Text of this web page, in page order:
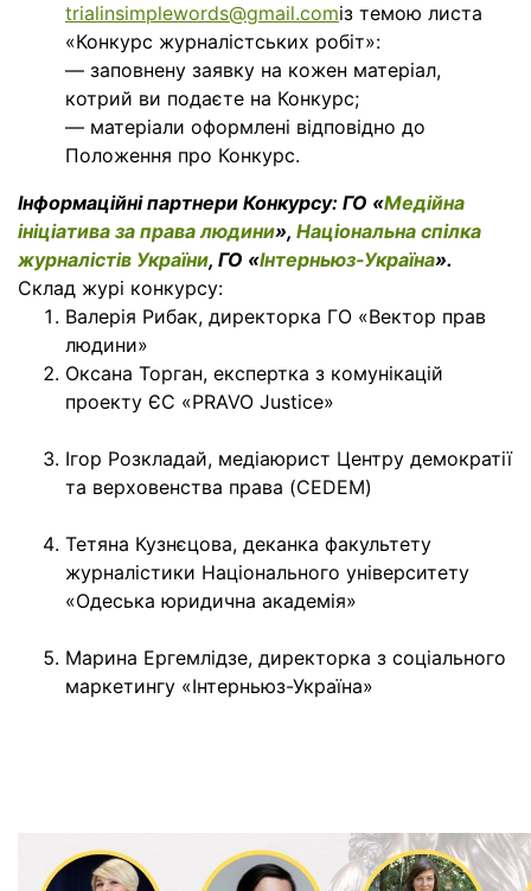
trialinsimplewords@gmail.comіз темою листа
«Конкурс журналістських робіт»:
— заповнену заявку на кожен матеріал,
котрий ви подаєте на Конкурс;
— матеріали оформлені відповідно до
Положення про Конкурс.
Інформаційні партнери Конкурсу: ГО «Медійна
ініціатива за права людини», Національна спілка
журналістів України, ГО «Інтерньюз-Україна».
Склад журі конкурсу:
Валерія Рибак, директорка ГО «Вектор прав
людини»
Оксана Торган, експертка з комунікацій
проекту ЄС «PRAVO Justice»
Ігор Розкладай, медіаюрист Центру демократії
та верховенства права (CEDEM)
Тетяна Кузнєцова, деканка факультету
журналістики Національного університету
«Одеська юридична академія»
Марина Ергемлідзе, директорка з соціального
маркетингу «Інтерньюз-Україна»